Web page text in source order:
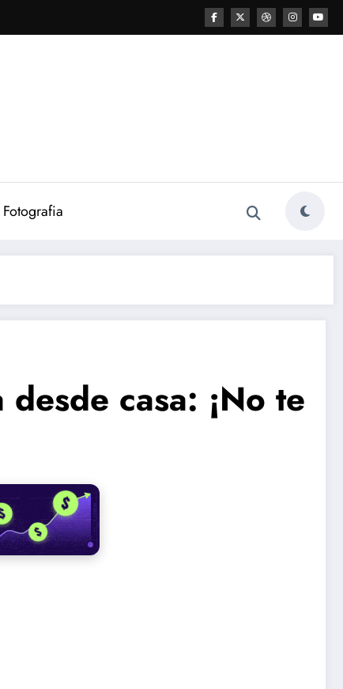
Fotografia
casa: ¡No te